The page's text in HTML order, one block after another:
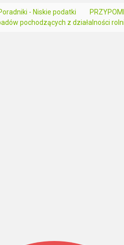
- Niskie podatki
pochodzących z działalności